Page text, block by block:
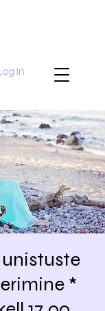
In
*